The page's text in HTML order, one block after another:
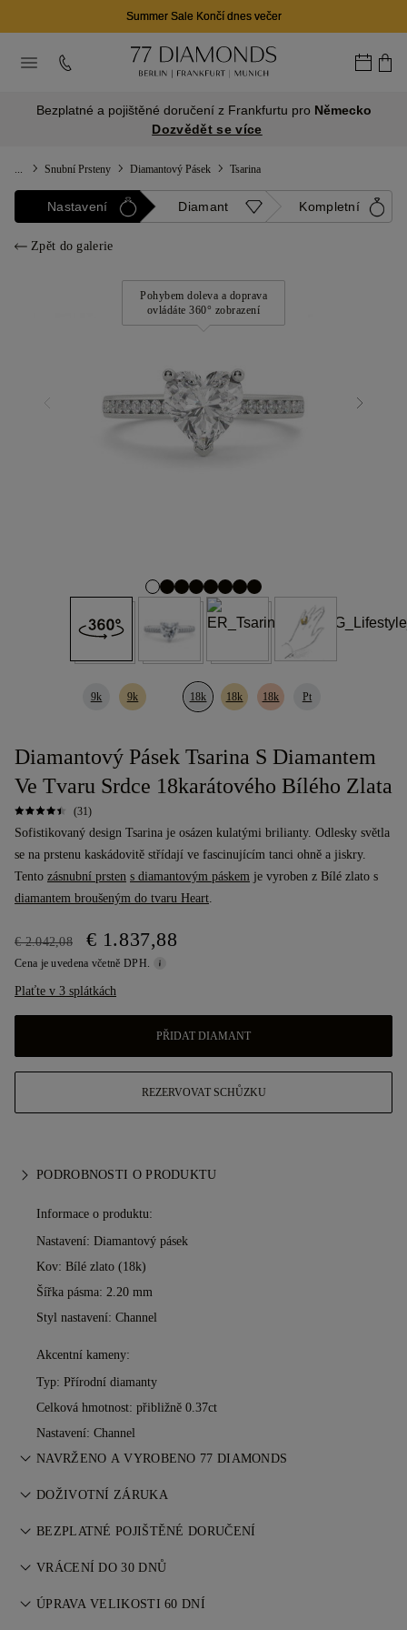
Summer Sale Končí dnes večer
Bezplatné a pojištěné doručení z Frankfurtu pro Německo
Dozvědět se více
Snubní Prsteny Diamantový Pásek Tsarina
Nastavení Diamant Kompletní
Zpět do galerie
Pohybem doleva a doprava
ovládáte 360° zobrazení
9k 9k 18k 18k 18k Pt
Diamantový Pásek Tsarina S Diamantem
Ve Tvaru Srdce 18karátového Bílého Zlata
(31)
Sofistikovaný design Tsarina je osázen kulatými brilianty. Odlesky světla
se na prstenu kaskádovitě střídají ve fascinujícím tanci ohně a jiskry.
Tento zásnubní prsten s diamantovým páskem je vyroben z Bílé zlato s
diamantem broušeným do tvaru Heart.
€ 2.042,08 € 1.837,88
Cena je uvedena včetně DPH.
Plaťte v 3 splátkách
PŘIDAT DIAMANT
REZERVOVAT SCHŮZKU
PODROBNOSTI O PRODUKTU
Informace o produktu:
Nastavení: Diamantový pásek
Kov: Bílé zlato (18k)
Šířka pásma: 2.20 mm
Styl nastavení: Channel
Akcentní kameny:
Typ: Přírodní diamanty
Celková hmotnost: přibližně 0.37ct
Nastavení: Channel
NAVRŽENO A VYROBENO 77 DIAMONDS
Umění šperkařství zdokonalené mistry 77 Diamonds — jeden
DOŽIVOTNÍ ZÁRUKA
Při nákupu u 77 Diamonds získáte doživotní záruku na
najdete vPodmínkách.
BEZPLATNÉ POJIŠTĚNÉ DORUČENÍ
Veškeré poštovné je zdarma, bez ohledu na to, kde žijete.
prostřednictvím speciální doručovací služby FedEx nebo DHL
VRÁCENÍ DO 30 DNŮ
Pokud nejste zcela spokojeni, můžete nákup vrátit nebo
ÚPRAVA VELIKOSTI 60 DNÍ